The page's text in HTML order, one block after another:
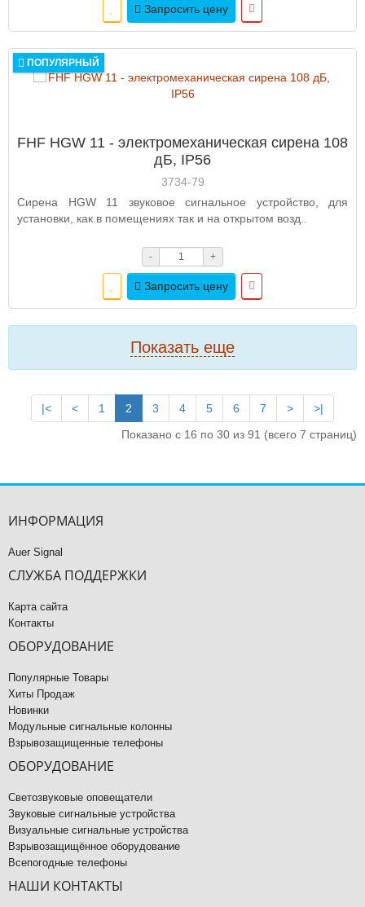
Запросить цену
ПОПУЛЯРНЫЙ
FHF HGW 11 - электромеханическая сирена 108
дБ, IP56
3734-79
Сирена HGW 11 звуковое сигнальное устройство, для
установки, как в помещениях так и на открытом возд..
- +
Запросить цену
Показать еще
|< < 1 2 3 4 5 6 7 >
>|
Показано с 16 по 30 из 91 (всего 7 страниц)
ИНФОРМАЦИЯ
Auer Signal
СЛУЖБА ПОДДЕРЖКИ
Карта сайта
Контакты
ОБОРУДОВАНИЕ
Популярные Товары
Хиты Продаж
Новинки
Модульные сигнальные колонны
Взрывозащищенные телефоны
ОБОРУДОВАНИЕ
Светозвуковые оповещатели
Звуковые сигнальные устройства
Визуальные сигнальные устройства
Взрывозащищённое оборудование
Всепогодные телефоны
НАШИ КОНТАКТЫ